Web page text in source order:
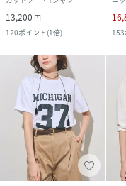
13,200 円
120ポイント(1倍)
153